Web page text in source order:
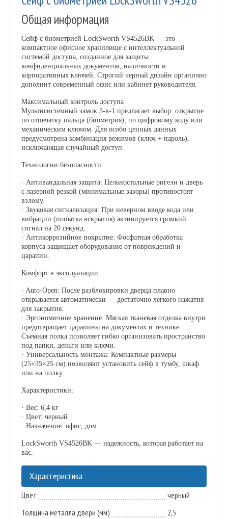
Общая информация
Сейф с биометрией LockSworth VS4526BK — это
компактное офисное хранилище с интеллектуальной
системой доступа, созданное для защиты
конфиденциальных документов, наличности и
корпоративных ключей. Строгий черный дизайн органично
дополнит современный офис или кабинет руководителя.
Максимальный контроль доступа
Мультисистемный замок 3-в-1 предлагает выбор: открытие
по отпечатку пальца (биометрия), по цифровому коду или
механическим ключом. Для особо ценных данных
предусмотрена комбинация режимов (ключ + пароль),
исключающая случайный доступ.
Технологии безопасности:
· Антивандальная защита: Цельностальные ригели и дверь
с лазерной резкой (минимальные зазоры) противостоят
взлому.
· Звуковая сигнализация: При неверном вводе кода или
вибрации (попытка вскрытия) активируется громкий
сигнал на 20 секунд.
· Антикоррозийное покрытие: Фосфатная обработка
корпуса защищает оборудование от повреждений и
царапин.
Комфорт в эксплуатации:
· Auto-Open: После разблокировки дверца плавно
открывается автоматически — достаточно легкого нажатия
для закрытия.
· Эргономичное хранение: Мягкая тканевая отделка внутри
предотвращает царапины на документах и технике.
Съемная полка позволяет гибко организовать пространство
под папки, деньги или ключи.
· Универсальность монтажа: Компактные размеры
(25×35×25 см) позволяют установить сейф в тумбу, шкаф
или на полку.
Характеристики:
· Вес: 6,4 кг
· Цвет: черный
· Назначение: офис, дом
LockSworth VS4526BK — надежность, которая работает на
вас.
Характеристика
Цвет
черный
Толщина металла двери (мм)
2,5